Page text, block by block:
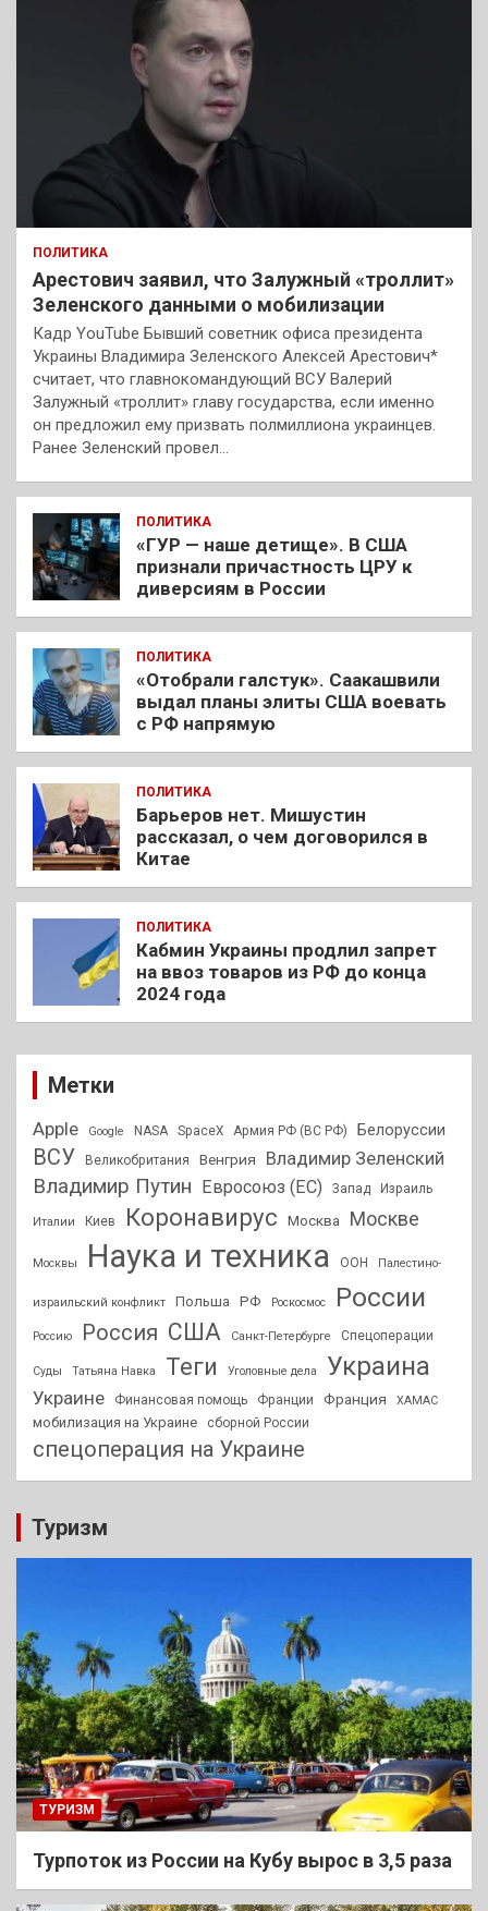
ПОЛИТИКА
Арестович заявил, что Залужный «троллит»
Зеленского данными о мобилизации
Кадр YouTube Бывший советник офиса президента
Украины Владимира Зеленского Алексей Арестович*
считает, что главнокомандующий ВСУ Валерий
Залужный «троллит» главу государства, если именно
он предложил ему призвать полмиллиона украинцев.
Ранее Зеленский провел…
ПОЛИТИКА
«ГУР — наше детище». В США
признали причастность ЦРУ к
диверсиям в России
ПОЛИТИКА
«Отобрали галстук». Саакашвили
выдал планы элиты США воевать
с РФ напрямую
ПОЛИТИКА
Барьеров нет. Мишустин
рассказал, о чем договорился в
Китае
ПОЛИТИКА
Кабмин Украины продлил запрет
на ввоз товаров из РФ до конца
2024 года
Метки
Apple Google NASA SpaceX Армия РФ (ВС РФ) Белоруссии
ВСУ Великобритания Венгрия Владимир Зеленский
Владимир Путин Евросоюз (ЕС) Запад Израиль
Италии Киев Коронавирус Москва Москве
Москвы Наука и техника ООН Палестино-
израильский конфликт Польша РФ Роскосмос России
Россию Россия США Санкт-Петербурге Спецоперации
Суды Татьяна Навка Теги Уголовные дела Украина
Украине Финансовая помощь Франции Франция ХАМАС
мобилизация на Украине сборной России
спецоперация на Украине
Туризм
ТУРИЗМ
Турпоток из России на Кубу вырос в 3,5 раза